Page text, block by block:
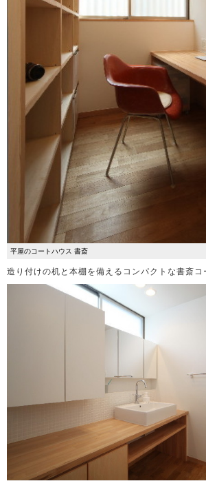
平屋のコートハウス 書斎
造り付けの机と本棚を備えるコンパクトな書斎コ